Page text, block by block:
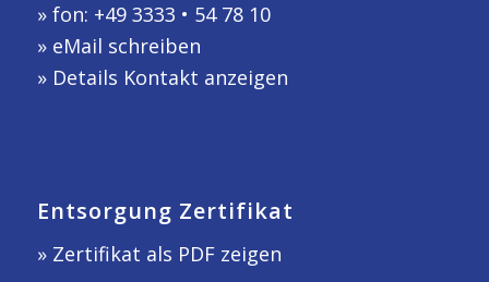
» fon: +49 3333 • 54 78 10
» eMail schreiben
» Details Kontakt anzeigen
Entsorgung Zertifikat
» Zertifikat als PDF zeigen